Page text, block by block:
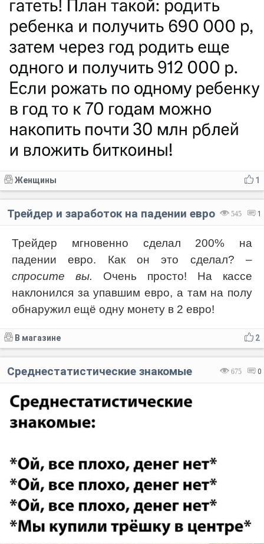
1
Женщины
545 1
Трейдер и заработок на падении евро
Трейдер мгновенно сделал 200% на
падении евро. Как он это сделал? –
спросите вы. Очень просто! На кассе
наклонился за упавшим евро, а там на полу
обнаружил ещё одну монету в 2 евро!
2
В магазине
675 0
Среднестатистические знакомые